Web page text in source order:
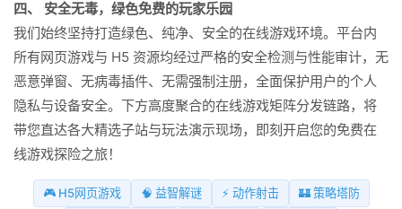
四、 安全无毒，绿色免费的玩家乐园
我们始终坚持打造绿色、纯净、安全的在线游戏环境。平台内
所有网页游戏与 H5 资源均经过严格的安全检测与性能审计，无
恶意弹窗、无病毒插件、无需强制注册，全面保护用户的个人
隐私与设备安全。下方高度聚合的在线游戏矩阵分发链路，将
带您直达各大精选子站与玩法演示现场，即刻开启您的免费在
线游戏探险之旅！
🎮 H5网页游戏 🧠 益智解谜 ⚡ 动作射击
🏰 策略塔防